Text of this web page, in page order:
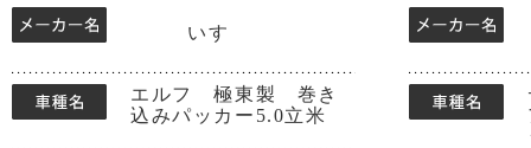
いすゞ
エルフ 極東製 巻き
込みパッカー5.0立米